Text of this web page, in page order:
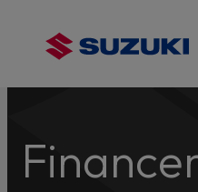
principal